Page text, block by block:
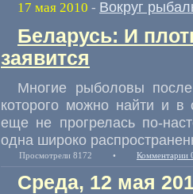
17 мая 2010 - Вокруг
Беларусь: И
заявится
Многие рыболовы
которого можно найти и
еще не прогрелась по-
одна широко
Просмотрели 8172 • Комментарии
Среда, 12 мая